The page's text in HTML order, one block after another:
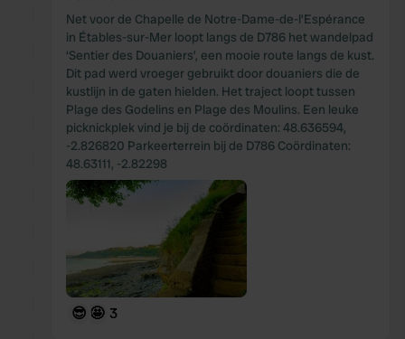
Net voor de Chapelle de Notre-Dame-de-l’Espérance
in Étables-sur-Mer loopt langs de D786 het wandelpad
‘Sentier des Douaniers’, een mooie route langs de kust.
Dit pad werd vroeger gebruikt door douaniers die de
kustlijn in de gaten hielden. Het traject loopt tussen
Plage des Godelins en Plage des Moulins. Een leuke
picknickplek vind je bij de coördinaten: 48.636594,
-2.826820 Parkeerterrein bij de D786 Coördinaten:
48.63111, -2.82298
😎 🤩 3